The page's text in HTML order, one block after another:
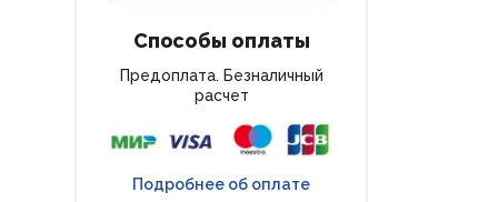
Способы оплаты
Предоплата. Безналичный
расчет
Подробнее об оплате